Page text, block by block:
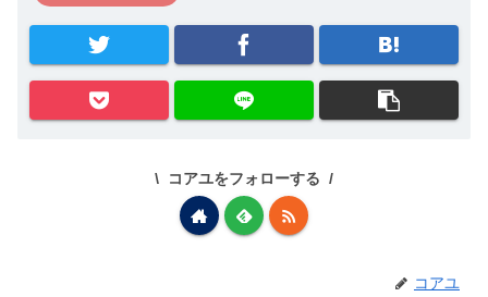
コアユをフォローする
コアユ